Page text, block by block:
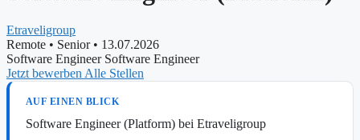
Etraveligroup
Remote • Senior • 13.07.2026
Software Engineer Software Engineer
Jetzt bewerben Alle Stellen
AUF EINEN BLICK
Software Engineer (Platform) bei Etraveligroup